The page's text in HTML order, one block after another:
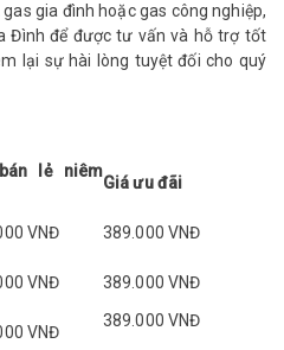
gia đình hoặc gas công nghiệp,
Đình để được tư vấn và hỗ trợ tốt
lại sự hài lòng tuyệt đối cho quý
lẻ niêm
Giá ưu đãi
VNĐ
389.000 VNĐ
VNĐ 389.000 VNĐ
VNĐ
389.000 VNĐ